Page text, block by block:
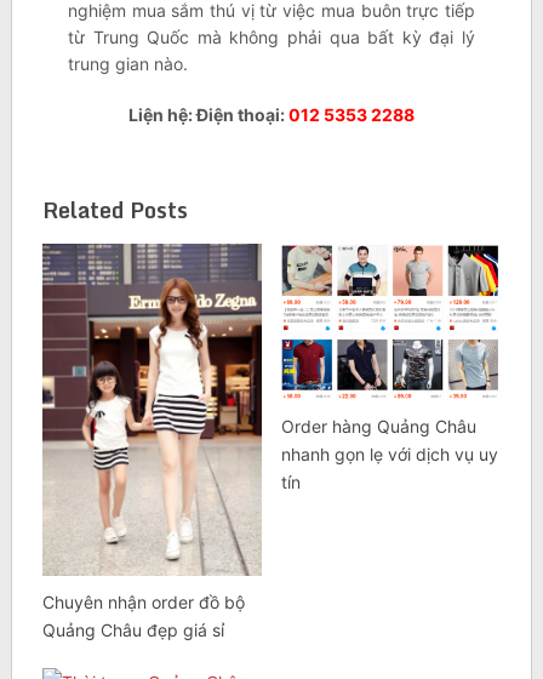
nghiệm mua sắm thú vị từ việc mua buôn trực tiếp
từ Trung Quốc mà không phải qua bất kỳ đại lý
trung gian nào.
Liện hệ: Điện thoại:012 5353 2288
Related Posts
Chuyên nhận order đồ bộ
Quảng Châu đẹp giá sỉ
Order hàng Quảng Châu
nhanh gọn lẹ với dịch vụ uy
tín